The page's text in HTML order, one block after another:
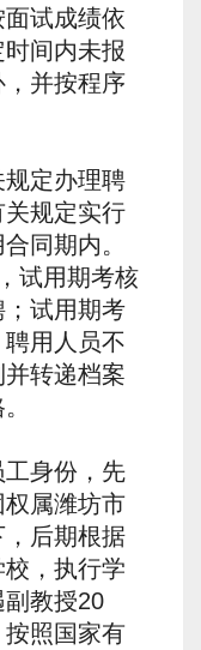
试成绩依
间内未报
并按程序
定办理聘
规定实行
同期内。
试用期考核
试用期考
用人员不
转递档案
身份，先
属潍坊市
后期根据
，执行学
教授20
照国家有